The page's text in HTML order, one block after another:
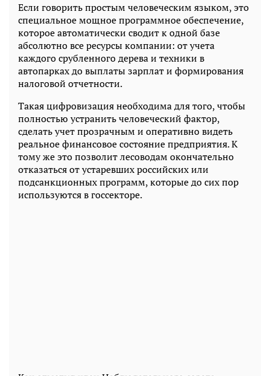
Если говорить простым человеческим языком, это
специальное мощное программное обеспечение,
которое автоматически сводит к одной базе
абсолютно все ресурсы компании: от учета
каждого срубленного дерева и техники в
автопарках до выплаты зарплат и формирования
налоговой отчетности.
Такая цифровизация необходима для того, чтобы
полностью устранить человеческий фактор,
сделать учет прозрачным и оперативно видеть
реальное финансовое состояние предприятия. К
тому же это позволит лесоводам окончательно
отказаться от устаревших российских или
подсанкционных программ, которые до сих пор
используются в госсекторе.